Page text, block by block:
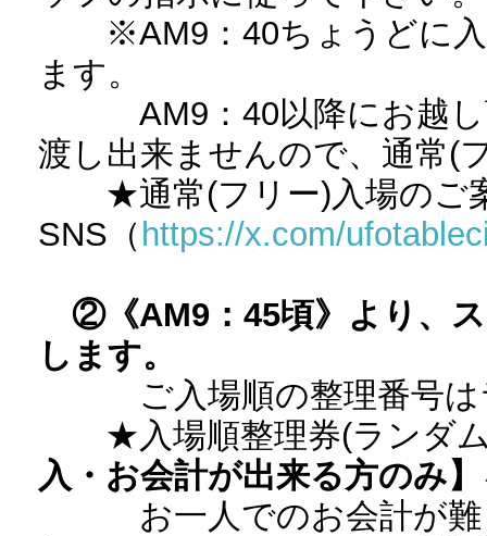
※AM9：40ちょうどに入
ます。
AM9：40以降にお越し
渡し出来ませんので、通常(
★通常(フリー)入場のご
SNS（ https://x.com/
②《AM9：45頃》より、
します。
ご入場順の整理番号は
★入場順整理券(ランダム
入・お会計が出来る方のみ】
お一人でのお会計が難し